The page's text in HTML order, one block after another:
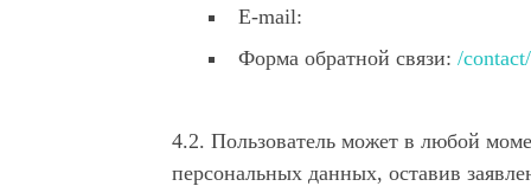
E-mail:
Форма обратной связи: /contact/
4.2. Пользователь может в любой
персональных данных, оставив